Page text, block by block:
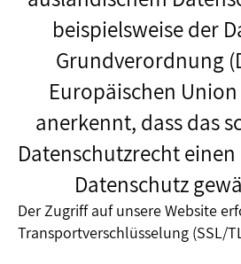
beispielsweise der
Grundverordnung
Europäischen Union
anerkennt, dass das
Datenschutzrecht
Datenschutz
Der Zugriff auf unsere Website
Transportverschlüsselung (SSL/